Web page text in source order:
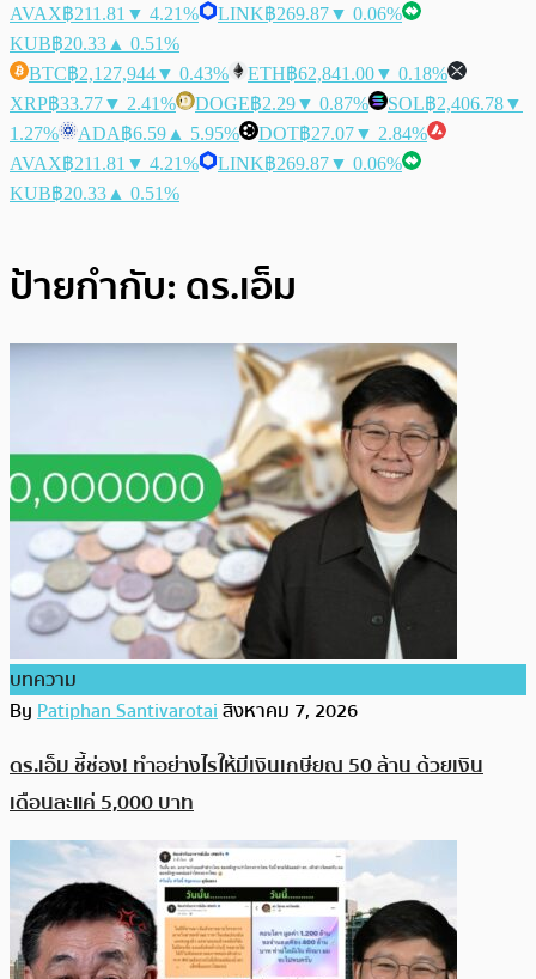
AVAX฿211.81 ▼ 4.21% LINK฿269.87▼ 0.06%
KUB฿20.33 ▲ 0.51%
BTC฿2,127,944▼ 0.43% ETH฿62,841.00▼ 0.18%
XRP฿33.77▼ 2.41% DOGE฿2.29▼ 0.87% SOL฿2,406.78▼
1.27%
ADA฿6.59 ▲ 5.95% DOT฿27.07▼ 2.84%
AVAX฿211.81 ▼ 4.21% LINK฿269.87▼ 0.06%
KUB฿20.33 ▲ 0.51%
ป้ายกำกับ: ดร.เอ็ม
บทความ
ByPatiphan Santivarotaiสิงหาคม 7, 2026
ดร.เอ็ม ชี้ช่อง! ทำอย่างไรให้มีเงินเกษียณ 50 ล้าน ด้วยเงิน
เดือนละแค่ 5,000 บาท